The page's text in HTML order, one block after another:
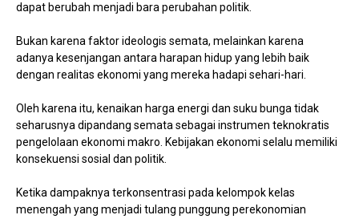
dapat berubah menjadi bara perubahan politik.
Bukan karena faktor ideologis semata, melainkan karena
adanya kesenjangan antara harapan hidup yang lebih baik
dengan realitas ekonomi yang mereka hadapi sehari-hari.
Oleh karena itu, kenaikan harga energi dan suku bunga tidak
seharusnya dipandang semata sebagai instrumen teknokratis
pengelolaan ekonomi makro. Kebijakan ekonomi selalu memiliki
konsekuensi sosial dan politik.
Ketika dampaknya terkonsentrasi pada kelompok kelas
menengah yang menjadi tulang punggung perekonomian